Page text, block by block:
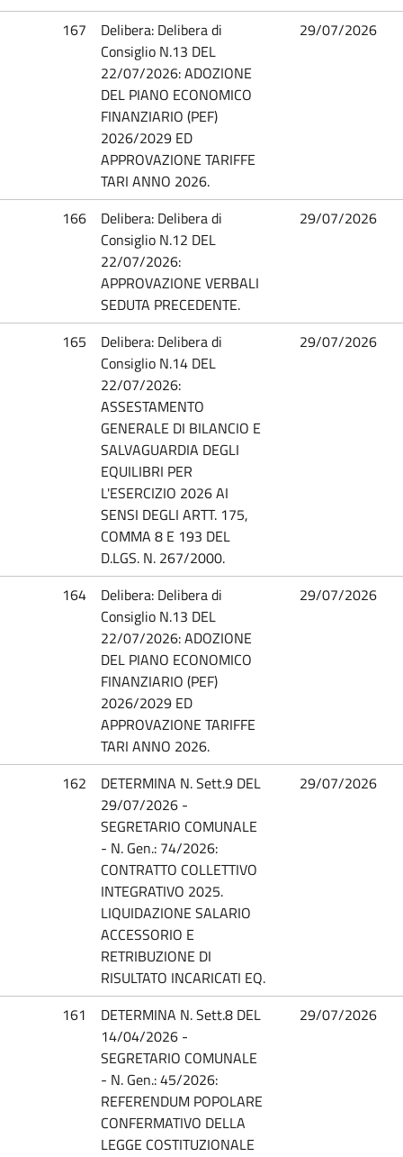
167
Delibera: Delibera di
Consiglio N.13 DEL
22/07/2026: ADOZIONE
DEL PIANO ECONOMICO
FINANZIARIO (PEF)
2026/2029 ED
APPROVAZIONE TARIFFE
TARI ANNO 2026.
29/07/2026
166
Delibera: Delibera di
Consiglio N.12 DEL
22/07/2026:
APPROVAZIONE VERBALI
SEDUTA PRECEDENTE.
29/07/2026
165
Delibera: Delibera di
Consiglio N.14 DEL
22/07/2026:
ASSESTAMENTO
GENERALE DI BILANCIO E
SALVAGUARDIA DEGLI
EQUILIBRI PER
L'ESERCIZIO 2026 AI
SENSI DEGLI ARTT. 175,
COMMA 8 E 193 DEL
D.LGS. N. 267/2000.
29/07/2026
164
Delibera: Delibera di
Consiglio N.13 DEL
22/07/2026: ADOZIONE
DEL PIANO ECONOMICO
FINANZIARIO (PEF)
2026/2029 ED
APPROVAZIONE TARIFFE
TARI ANNO 2026.
29/07/2026
162
DETERMINA N. Sett.9 DEL
29/07/2026 -
SEGRETARIO COMUNALE
- N. Gen.: 74/2026:
CONTRATTO COLLETTIVO
INTEGRATIVO 2025.
LIQUIDAZIONE SALARIO
ACCESSORIO E
RETRIBUZIONE DI
RISULTATO INCARICATI EQ.
29/07/2026
161
DETERMINA N. Sett.8 DEL
14/04/2026 -
SEGRETARIO COMUNALE
- N. Gen.: 45/2026:
REFERENDUM POPOLARE
CONFERMATIVO DELLA
LEGGE COSTITUZIONALE
29/07/2026